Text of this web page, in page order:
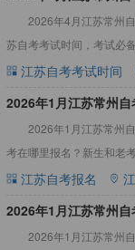
2026年4月江苏常州
苏自考考试时间，考试必
月江苏常州自考考试时间
江苏自考考试时间
​2026年1月江苏常州
2026年1月江苏常州
考在哪里报名？新生和老
文为考生一一解答。2026
江苏自考报名
2026年1月江苏常州
2026年1月江苏常州